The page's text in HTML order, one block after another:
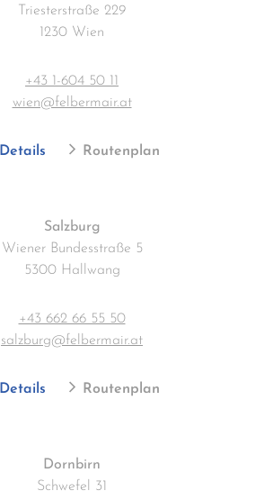
Triesterstraße 229
1230 Wien
+43 1-604 50 11
wien@felbermair.at
Details Routenplan
Salzburg
Wiener Bundesstraße 5
5300 Hallwang
+43 662 66 55 50
salzburg@felbermair.at
Details Routenplan
Dornbirn
Schwefel 31